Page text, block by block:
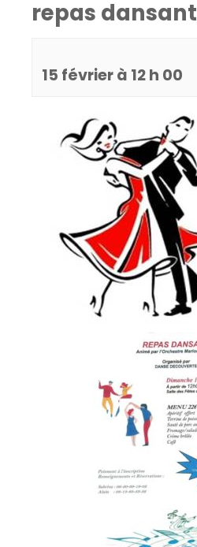
repas dansant
15 février à 12 h 00